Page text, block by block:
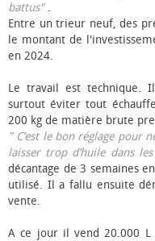
battus".
Entre un trieur neuf, des
le montant de
en 2024.
Le travail est technique.
surtout éviter tout
200 kg de matière brute
" C’est le bon réglage pour
laisser trop d’huile dans
décantage de 3 semaines
utilisé. Il a fallu ensuite
vente.
A ce jour il vend 20.000 L